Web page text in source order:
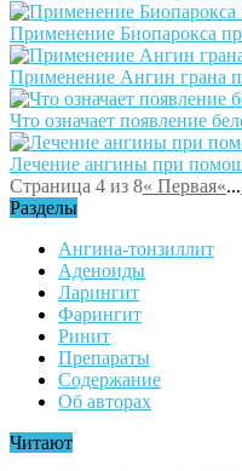
Применение Биопарокса
Применение Ангин грана
Что означает появление
Лечение ангины при
Страница 4 из 8« Первая«...
Разделы
Ангина-тонзиллит
Аденоиды
Ларингит
Фарингит
Ринит
Препараты
Содержание
Об авторах
Читают